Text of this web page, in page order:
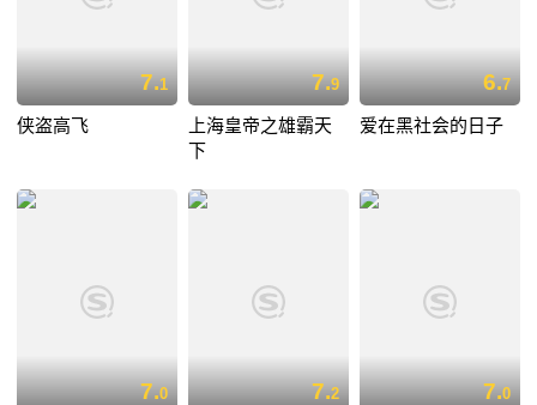
7.1
侠盗高飞
7.9
上海皇帝之雄霸天
下
6.7
爱在黑社会的日子
7.0 7.2 7.0